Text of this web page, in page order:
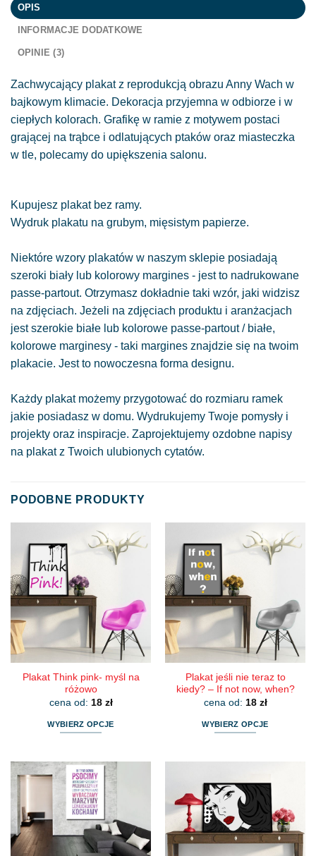
OPIS
INFORMACJE DODATKOWE
OPINIE (3)
Zachwycający plakat z reprodukcją obrazu Anny Wach w
bajkowym klimacie. Dekoracja przyjemna w odbiorze i w
ciepłych kolorach. Grafikę w ramie z motywem postaci
grającej na trąbce i odlatujących ptaków oraz miasteczka
w tle, polecamy do upiększenia salonu.
Kupujesz plakat bez ramy.
Wydruk plakatu na grubym, mięsistym papierze.
Niektóre wzory plakatów w naszym sklepie posiadają
szeroki biały lub kolorowy margines - jest to nadrukowane
passe-partout. Otrzymasz dokładnie taki wzór, jaki widzisz
na zdjęciach. Jeżeli na zdjęciach produktu i aranżacjach
jest szerokie białe lub kolorowe passe-partout / białe,
kolorowe marginesy - taki margines znajdzie się na twoim
plakacie. Jest to nowoczesna forma designu.
Każdy plakat możemy przygotować do rozmiaru ramek
jakie posiadasz w domu. Wydrukujemy Twoje pomysły i
projekty oraz inspiracje. Zaprojektujemy ozdobne napisy
na plakat z Twoich ulubionych cytatów.
PODOBNE PRODUKTY
Plakat Think pink- myśl na
różowo
cena od: 18 zł
WYBIERZ OPCJE
ma
wiele
wariantów.
Opcje
można
wybrać
Plakat jeśli nie teraz to
kiedy? – If not now, when?
cena od: 18 zł
WYBIERZ OPCJE
wiele
wariantów.
Opcje
można
wybrać